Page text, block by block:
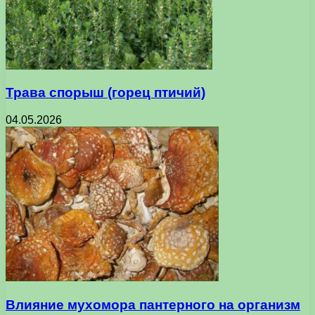
Трава спорыш (горец птичий)
04.05.2026
Влияние мухомора пантерного на организм